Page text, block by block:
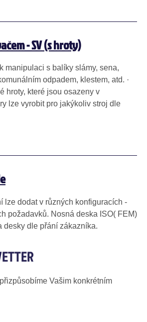
- SV (s hroty)
manipulaci s balíky slámy, sena,
odpadem, klestem, atd. ·
hroty, které jsou osazeny v
lze vyrobit pro jakýkoliv stroj dle
lze dodat v různých konfiguracích -
požadavků. Nosná deska ISO( FEM)
desky dle přání zákazníka.
Vašim konkrétním